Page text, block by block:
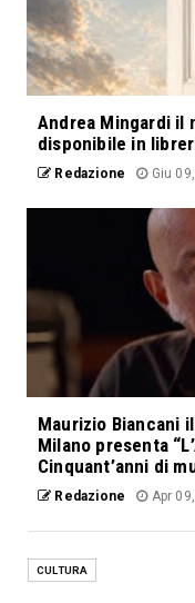
Andrea Mingardi il
disponibile in
Redazione Giu
Maurizio Biancani
Milano presenta
Cinquant’anni di
Redazione Apr
CULTURA